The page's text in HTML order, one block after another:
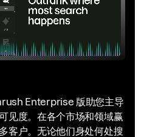
Enterprise 版助您主导
见度。在各个市场和领域赢
客户。无论他们身处何处搜